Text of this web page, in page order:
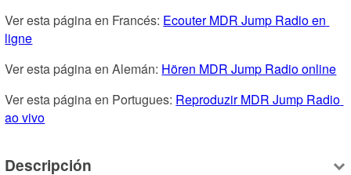
Ver esta página en Francés: Ecouter MDR Jump Radio en
ligne
Ver esta página en Alemán: Hören MDR Jump Radio online
Ver esta página en Portugues: Reproduzir MDR Jump Radio
ao vivo
Descripción